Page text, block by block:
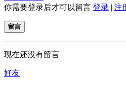
你需要登录后才可以留言 登录 | 注
留言
现在还没有留言
好友